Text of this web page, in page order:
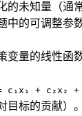
的未知量（通
中的可调整参
变量的线性函
c₁x₁ + c₂x₂
目标的贡献）。